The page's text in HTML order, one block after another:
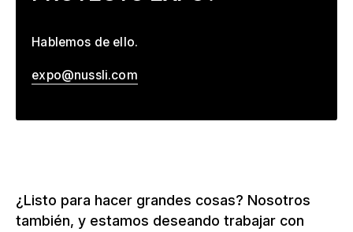
Hablemos de ello.
expo@nussli.com
¿Listo para hacer grandes cosas? Nosotros
también, y estamos deseando trabajar con